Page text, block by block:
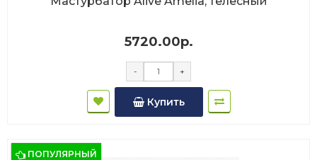
5720.00р.
- +
Купить
ПОПУЛЯРНЫЙ